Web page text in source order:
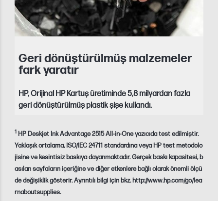
Geri dönüştürülmüş malzemeler
fark yaratır
HP, Orijinal HP Kartuş üretiminde 5,8 milyardan fazla
geri dönüştürülmüş plastik şişe kullandı.
1 HP Deskjet Ink Advantage 2515 All-in-One yazıcıda test edilmiştir.
Yaklaşık ortalama, ISO/IEC 24711 standardına veya HP test metodolo
jisine ve kesintisiz baskıya dayanmaktadır. Gerçek baskı kapasitesi, b
asılan sayfaların içeriğine ve diğer etkenlere bağlı olarak önemli ölçü
de değişiklik gösterir. Ayrıntılı bilgi için bkz. http://www.hp.com/go/lea
rnaboutsupplies.